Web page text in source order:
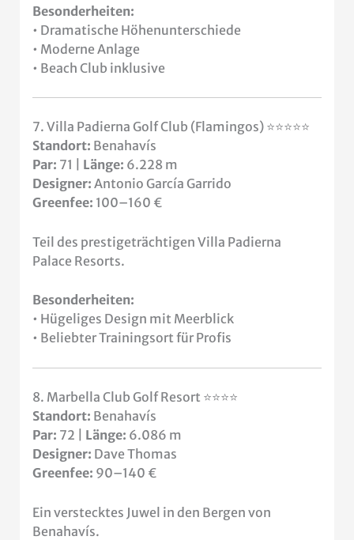
Besonderheiten:
• Dramatische Höhenunterschiede
• Moderne Anlage
• Beach Club inklusive
7. Villa Padierna Golf Club (Flamingos) ⭐⭐⭐⭐⭐
Standort: Benahavís
Par: 71 | Länge: 6.228 m
Designer: Antonio García Garrido
Greenfee: 100–160 €
Teil des prestigeträchtigen Villa Padierna
Palace Resorts.
Besonderheiten:
• Hügeliges Design mit Meerblick
• Beliebter Trainingsort für Profis
8. Marbella Club Golf Resort ⭐⭐⭐⭐
Standort: Benahavís
Par: 72 | Länge: 6.086 m
Designer: Dave Thomas
Greenfee: 90–140 €
Ein verstecktes Juwel in den Bergen von
Benahavís.